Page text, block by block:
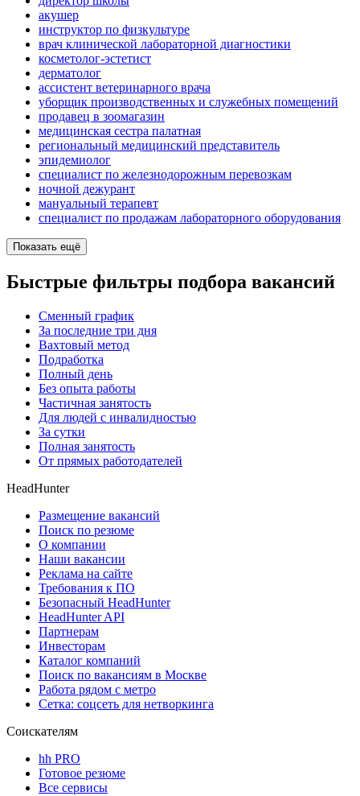
акушер
инструктор по физкультуре
врач клинической лабораторной диагностики
косметолог-эстетист
дерматолог
ассистент ветеринарного врача
уборщик производственных и служебных помещений
продавец в зоомагазин
медицинская сестра палатная
региональный медицинский представитель
эпидемиолог
специалист по железнодорожным перевозкам
ночной дежурант
мануальный терапевт
специалист по продажам лабораторного оборудования
Показать ещё
Быстрые фильтры подбора вакансий
Сменный график
За последние три дня
Вахтовый метод
Подработка
Полный день
Без опыта работы
Частичная занятость
Для людей с инвалидностью
За сутки
Полная занятость
От прямых работодателей
HeadHunter
Размещение вакансий
Поиск по резюме
О компании
Наши вакансии
Реклама на сайте
Требования к ПО
Безопасный HeadHunter
HeadHunter API
Партнерам
Инвесторам
Каталог компаний
Поиск по вакансиям в Москве
Работа рядом с метро
Сетка: соцсеть для нетворкинга
Соискателям
hh PRO
Готовое резюме
Все сервисы